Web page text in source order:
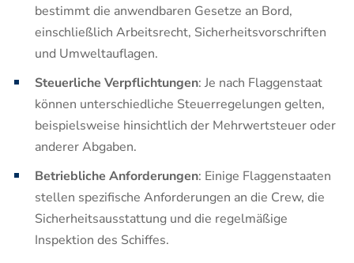
bestimmt die anwendbaren Gesetze an Bord,
einschließlich Arbeitsrecht, Sicherheitsvorschriften
und Umweltauflagen.​
Steuerliche Verpflichtungen: Je nach Flaggenstaat
können unterschiedliche Steuerregelungen gelten,
beispielsweise hinsichtlich der Mehrwertsteuer oder
anderer Abgaben.​
Betriebliche Anforderungen: Einige Flaggenstaaten
stellen spezifische Anforderungen an die Crew, die
Sicherheitsausstattung und die regelmäßige
Inspektion des Schiffes.​